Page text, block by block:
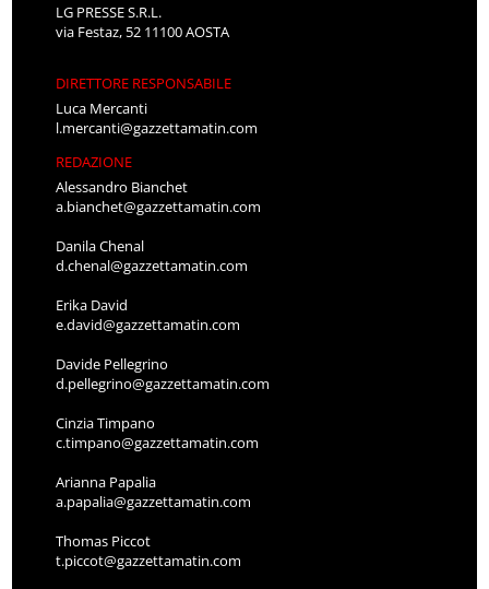
LG PRESSE S.R.L.
via Festaz, 52 11100 AOSTA
DIRETTORE RESPONSABILE
Luca Mercanti
l.mercanti@gazzettamatin.com
REDAZIONE
Alessandro Bianchet
a.bianchet@gazzettamatin.com
Danila Chenal
d.chenal@gazzettamatin.com
Erika David
e.david@gazzettamatin.com
Davide Pellegrino
d.pellegrino@gazzettamatin.com
Cinzia Timpano
c.timpano@gazzettamatin.com
Arianna Papalia
a.papalia@gazzettamatin.com
Thomas Piccot
t.piccot@gazzettamatin.com